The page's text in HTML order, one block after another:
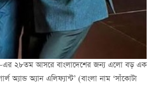
এর ২৮তম আসরে বাংলাদেশের জন্য এলো বড় এক
অ্যান্ড অ্যান এলিফ্যান্ট’ (বাংলা নাম ‘সাঁকোটা